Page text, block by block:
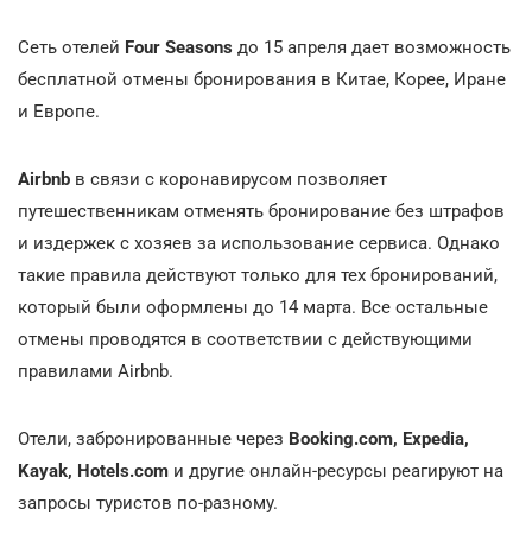
Сеть отелей Four Seasons до 15 апреля дает возможность
бесплатной отмены бронирования в Китае, Корее, Иране
и Европе.
Airbnb в связи с коронавирусом позволяет
путешественникам отменять бронирование без штрафов
и издержек с хозяев за использование сервиса. Однако
такие правила действуют только для тех бронирований,
который были оформлены до 14 марта. Все остальные
отмены проводятся в соответствии с действующими
правилами Airbnb.
Отели, забронированные через Booking.com, Expedia,
Kayak, Hotels.com и другие онлайн-ресурсы реагируют на
запросы туристов по-разному.